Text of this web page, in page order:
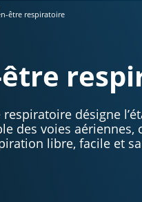
être respiratoire
respiratoire désigne
des voies aériennes,
libre, facile et